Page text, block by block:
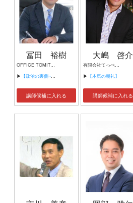
冨田 裕樹
OFFICE TOMITA 政策顧問/企業顧問/公共政策コンサルタント
▶ 【政治の裏側~立志と覚悟と天命~】
講師候補に入れる
大嶋 啓介
▶ 【本気の朝礼】
講師候補に入れる